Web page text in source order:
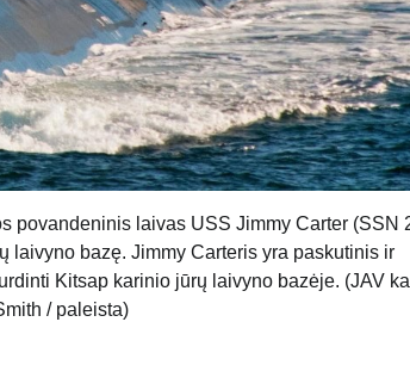
povandeninis laivas USS Jimmy Carter (SSN
laivyno bazę. Jimmy Carteris yra paskutinis ir
Kitsap karinio jūrų laivyno bazėje. (JAV
/ paleista)